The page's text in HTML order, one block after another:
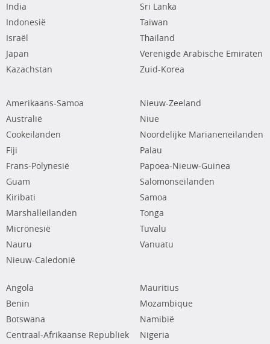
India
Indonesië
Israël
Japan
Kazachstan
Sri Lanka
Taiwan
Thailand
Verenigde Arabische Emiraten
Zuid-Korea
Amerikaans-Samoa
Australië
Cookeilanden
Fiji
Frans-Polynesië
Guam
Kiribati
Marshalleilanden
Micronesië
Nauru
Nieuw-Caledonië
Nieuw-Zeeland
Niue
Noordelijke Marianeneilanden
Palau
Papoea-Nieuw-Guinea
Salomonseilanden
Samoa
Tonga
Tuvalu
Vanuatu
Angola
Benin
Botswana
Centraal-Afrikaanse Republiek
Mauritius
Mozambique
Namibië
Nigeria